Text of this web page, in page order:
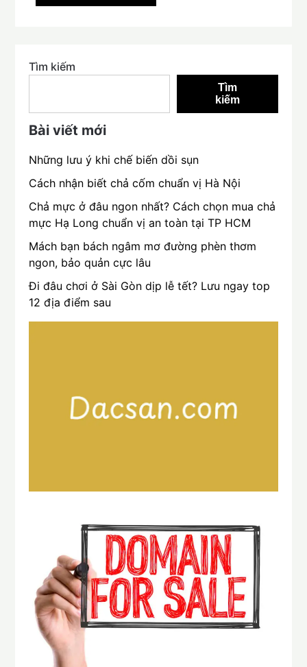
Tìm kiếm
Tìm
kiếm
Bài viết mới
Những lưu ý khi chế biến dồi sụn
Cách nhận biết chả cốm chuẩn vị Hà Nội
Chả mực ở đâu ngon nhất? Cách chọn mua chả
mực Hạ Long chuẩn vị an toàn tại TP HCM
Mách bạn bách ngâm mơ đường phèn thơm
ngon, bảo quản cực lâu
Đi đâu chơi ở Sài Gòn dịp lễ tết? Lưu ngay top
12 địa điểm sau